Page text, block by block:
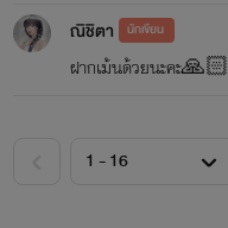
ณิชิตา นักเขียน
ฝากเม้นด้วยนะคะ🙏🏻